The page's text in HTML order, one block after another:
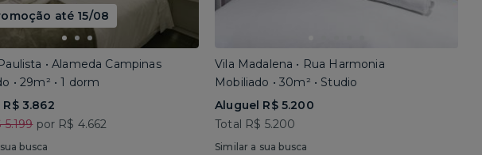
até 15/08
• Alameda Campinas
• 29m² • 1 dorm
3.862
5.199por R$ 4.662
busca
Vila Madalena • Rua Harmonia
Mobiliado • 30m² • Studio
Aluguel R$ 5.200
Total R$ 5.200
Similar a sua busca